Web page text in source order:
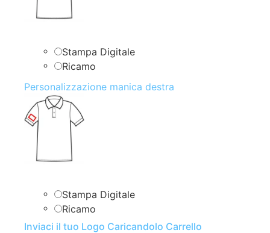
Stampa Digitale
Ricamo
Personalizzazione manica destra
Stampa Digitale
Ricamo
Inviaci il tuo Logo Caricandolo Carrello